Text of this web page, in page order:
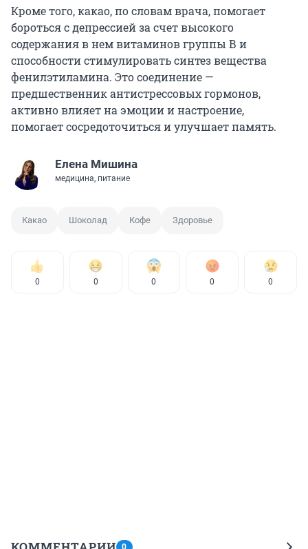
Кроме того, какао, по словам врача, помогает
бороться с депрессией за счет высокого
содержания в нем витаминов группы В и
способности стимулировать синтез вещества
фенилэтиламина. Это соединение —
предшественник антистрессовых гормонов,
активно влияет на эмоции и настроение,
помогает сосредоточиться и улучшает память.
Елена Мишина
медицина, питание
Какао Шоколад Кофе Здоровье
0 0 0 0 0
0